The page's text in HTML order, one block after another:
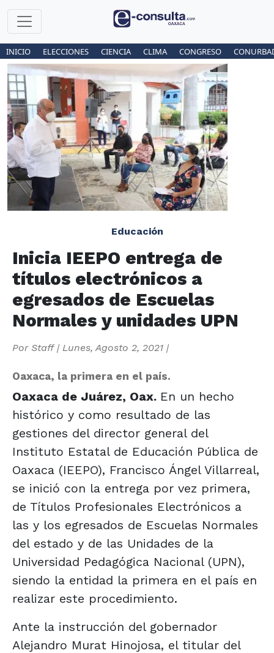
INICIO ELECCIONES CIENCIA CLIMA CONGRESO
Educación
Inicia IEEPO entrega de
títulos electrónicos a
egresados de Escuelas
Normales y unidades UPN
Por Staff| Lunes, Agosto 2, 2021 |
Oaxaca, la primera en el país.
Oaxaca de Juárez, Oax. En un hecho
histórico y como resultado de las
gestiones del director general del
Instituto Estatal de Educación Pública de
Oaxaca (IEEPO), Francisco Ángel Villarreal,
se inició con la entrega por vez primera,
de Títulos Profesionales Electrónicos a
las y los egresados de Escuelas Normales
del estado y de las Unidades de la
Universidad Pedagógica Nacional (UPN),
siendo la entidad la primera en el país en
realizar este procedimiento.
Ante la instrucción del gobernador
Alejandro Murat Hinojosa, el titular del